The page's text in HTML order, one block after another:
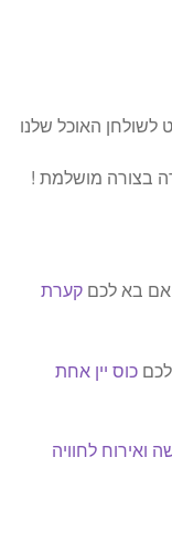
לשולחן האוכל שלנו
בצורה מושלמת !
אם בא לכם קערת
כוס יין אחת
ואירוח לחוויה